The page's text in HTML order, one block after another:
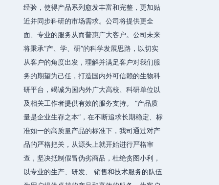
经验，使得产品系列愈发丰富和完整，更加贴
近并同步科研的市场需求。公司将提供更全
面、专业的服务从而普惠广大客户。公司未来
将秉承“产、学、研”的科学发展思路，以切实
从客户的角度出发，理解并满足客户对我们服
务的期望为己任，打造国内外可信赖的生物科
研平台，竭诚为国内外广大高校、科研单位以
及相关工作者提供有效的服务支持。 “产品质
量是企业生存之本”，在不断追求长期稳定、标
准如一的高质量产品的标准下，我司通过对产
品的严格把关，从源头上就开始进行严格审
查，坚决抵制假冒伪劣商品，杜绝贪图小利，
以专业的生产、研发、 销售和技术服务的队伍